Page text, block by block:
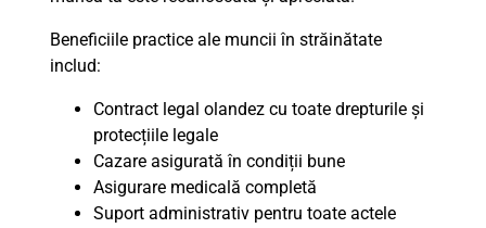
Beneficiile practice ale muncii în străinătate
includ:
Contract legal olandez cu toate drepturile și
protecțiile legale
Cazare asigurată în condiții bune
Asigurare medicală completă
Suport administrativ pentru toate actele